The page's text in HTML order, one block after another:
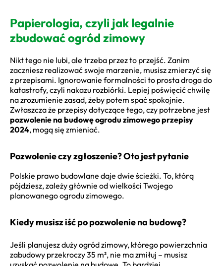
Papierologia, czyli jak legalnie
zbudować ogród zimowy
Nikt tego nie lubi, ale trzeba przez to przejść. Zanim
zaczniesz realizować swoje marzenie, musisz zmierzyć się
z przepisami. Ignorowanie formalności to prosta droga do
katastrofy, czyli nakazu rozbiórki. Lepiej poświęcić chwilę
na zrozumienie zasad, żeby potem spać spokojnie.
Zwłaszcza że przepisy dotyczące tego, czy potrzebne jest
pozwolenie na budowę ogrodu zimowego przepisy
2024, mogą się zmieniać.
Pozwolenie czy zgłoszenie? Oto jest pytanie
Polskie prawo budowlane daje dwie ścieżki. To, którą
pójdziesz, zależy głównie od wielkości Twojego
planowanego ogrodu zimowego.
Kiedy musisz iść po pozwolenie na budowę?
Jeśli planujesz duży ogród zimowy, którego powierzchnia
zabudowy przekroczy 35 m², nie ma zmiłuj – musisz